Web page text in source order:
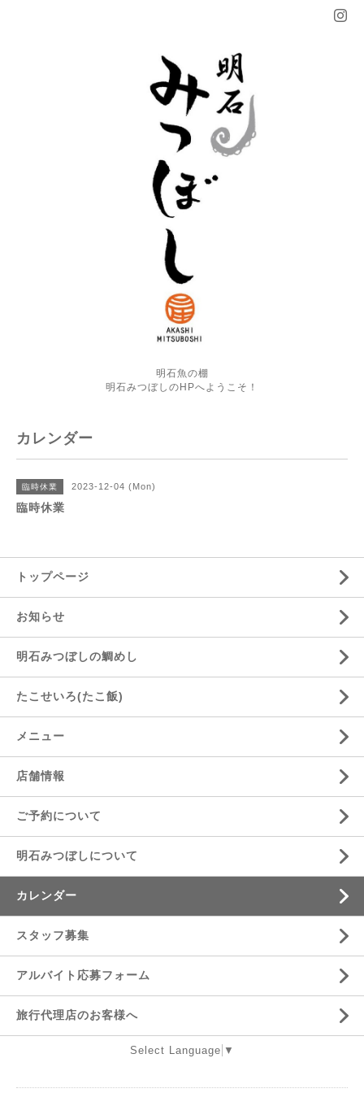
明石魚の棚
明石みつぼしのHPへようこそ！
カレンダー
臨時休業 2023-12-04 (Mon)
臨時休業
トップページ
お知らせ
明石みつぼしの鯛めし
たこせいろ(たこ飯)
メニュー
店舗情報
ご予約について
明石みつぼしについて
カレンダー
スタッフ募集
アルバイト応募フォーム
旅行代理店のお客様へ
Select Language ▼